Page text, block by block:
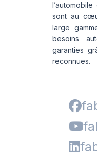
sont au
large
besoins
garanties
reconnues.